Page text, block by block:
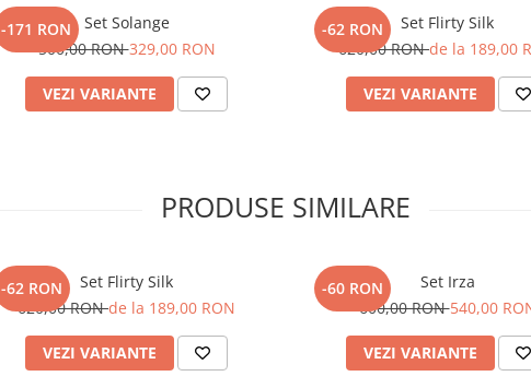
-171 RON
Set Solange
500,00 RON329,00 RON
VEZI VARIANTE
-62 RON
Set Flirty Silk
620,00 RONde la 189,00
VEZI VARIANTE
PRODUSE SIMILARE
-62 RON
Set Flirty Silk
620,00 RONde la 189,00 RON
VEZI VARIANTE
-60 RON
Set Irza
600,00 RON540,00
VEZI VARIANTE